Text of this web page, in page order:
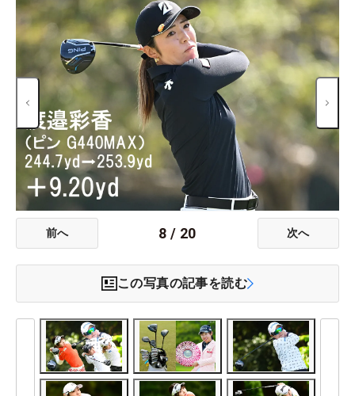
前へ 8 / 20 次へ
この写真の記事を読む